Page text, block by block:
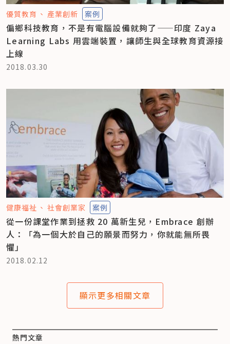
優質教育 產業創新 案例
偏鄉科技教育，不是有電腦設備就夠了——印度 Zaya
Learning Labs 用雲端裝置，讓師生與全球教育資源接
上線
2018.03.30
健康福祉 社會創業家 案例
從一份課堂作業到拯救 20 萬新生兒，Embrace 創辦
人：「為一個大於自己的願景而努力，你就能無所畏
懼」
2018.02.12
顯示更多相關文章
熱門文章